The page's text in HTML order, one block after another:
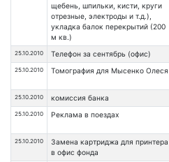
щебень, шпильки, кисти, круги
отрезные, электроды и т.д.),
укладка балок перекрытий (200
м кв.)
25.10.2010 Телефон за сентябрь (офис)
25.10.2010 Томография для Мысенко Олеся
25.10.2010 комиссия банка
25.10.2010 Реклама в поездах
25.10.2010
Замена картриджа для принтера
в офис фонда